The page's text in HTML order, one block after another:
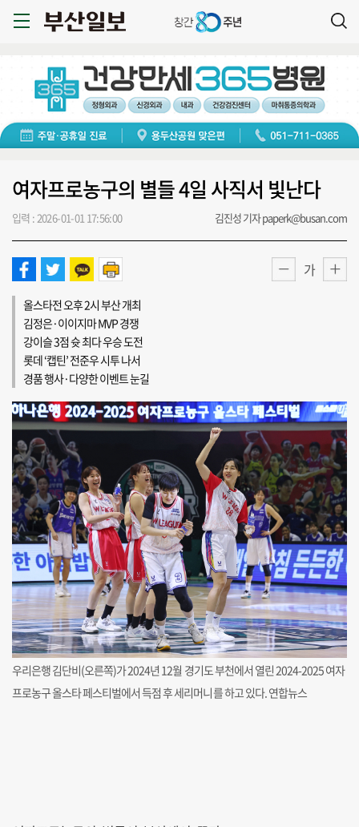
여자프로농구의 별들 4일 사직서 빛난다
입력 : 2026-01-01 17:56:00 김진성 기자 paperk@busan.com
가
올스타전 오후 2시 부산 개최
김정은·이이지마 MVP 경쟁
강이슬 3점 슛 최다 우승 도전
롯데 ‘캡틴’ 전준우 시투 나서
경품 행사·다양한 이벤트 눈길
우리은행 김단비(오른쪽)가 2024년 12월 경기도 부천에서 열린 2024-2025 여자
프로농구 올스타 페스티벌에서 득점 후 세리머니를 하고 있다. 연합뉴스